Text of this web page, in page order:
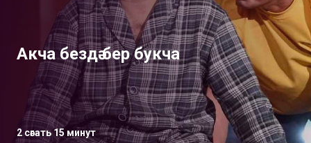
Акча бездә бер букча
2 сәгать 15 минут